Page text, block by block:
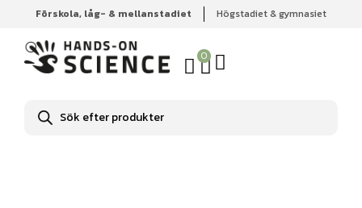
Förskola, låg- & mellanstadiet Högstadiet & gymnasiet
0
Produktsökning
Hem Högstadiet & gymnasiet
Kemikalier
Kaliumhydroxid pellets 1kg